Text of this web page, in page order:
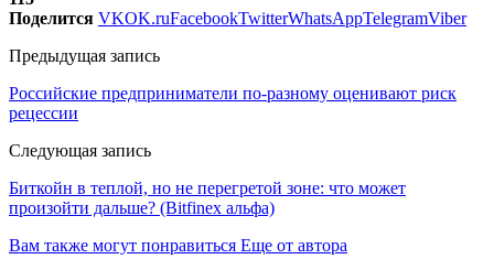
Поделится VKOK.ruFacebookTwitterWhatsAppTelegramViber
Предыдущая запись
Российские предприниматели по-разному оценивают риск
рецессии
Следующая запись
Биткойн в теплой, но не перегретой зоне: что может
произойти дальше? (Bitfinex альфа)
Вам также могут понравиться Еще от автора